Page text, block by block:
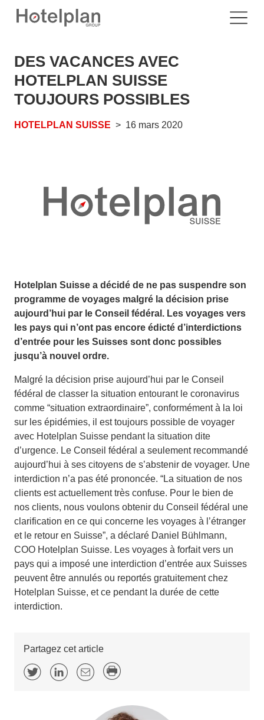
DES VACANCES AVEC
HOTELPLAN SUISSE
TOUJOURS POSSIBLES
HOTELPLAN SUISSE 16 mars 2020
Hotelplan Suisse a décidé de ne pas suspendre son
programme de voyages malgré la décision prise
aujourd’hui par le Conseil fédéral. Les voyages vers
les pays qui n’ont pas encore édicté d’interdictions
d’entrée pour les Suisses sont donc possibles
jusqu’à nouvel ordre.
Malgré la décision prise aujourd’hui par le Conseil
fédéral de classer la situation entourant le coronavirus
comme “situation extraordinaire”, conformément à la loi
sur les épidémies, il est toujours possible de voyager
avec Hotelplan Suisse pendant la situation dite
d’urgence. Le Conseil fédéral a seulement recommandé
aujourd’hui à ses citoyens de s’abstenir de voyager. Une
interdiction n’a pas été prononcée. “La situation de nos
clients est actuellement très confuse. Pour le bien de
nos clients, nous voulons obtenir du Conseil fédéral une
clarification en ce qui concerne les voyages à l’étranger
et le retour en Suisse”, a déclaré Daniel Bühlmann,
COO Hotelplan Suisse. Les voyages à forfait vers un
pays qui a imposé une interdiction d’entrée aux Suisses
peuvent être annulés ou reportés gratuitement chez
Hotelplan Suisse, et ce pendant la durée de cette
interdiction.
Partagez cet article